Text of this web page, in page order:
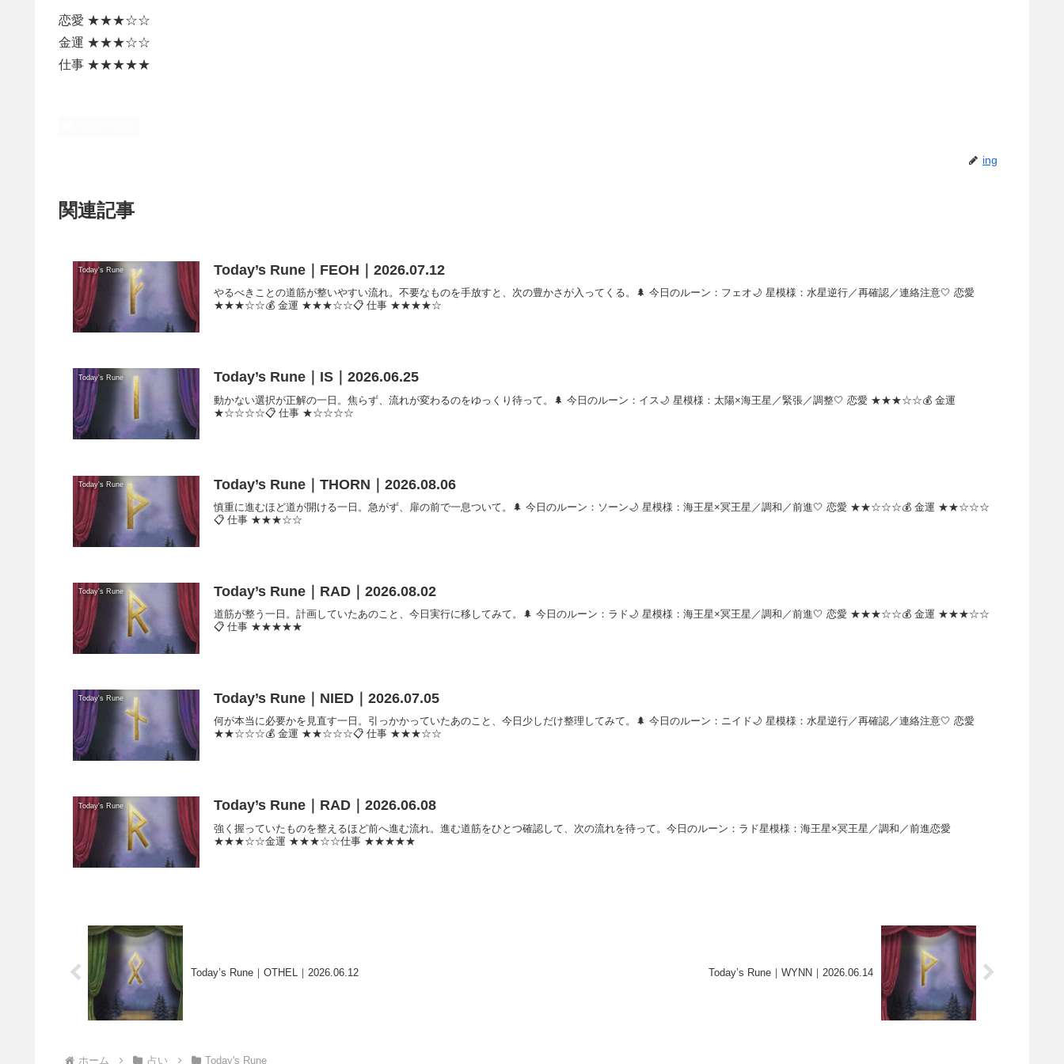
恋愛 ★★★☆☆
金運 ★★★☆☆
仕事 ★★★★★
ing
関連記事
Today's Rune Today’s Rune｜FEOH｜2026.07.12
やるべきことの道筋が整いやすい流れ。不要なものを手放すと、次の豊かさが入ってくる。🌲 今日のルーン：フェオ🌙 星模様：水星逆行／再確認／連絡注意🤍 恋愛
★★★☆☆💰 金運 ★★★☆☆📋 仕事 ★★★★☆
Today's Rune Today’s Rune｜IS｜2026.06.25
動かない選択が正解の一日。焦らず、流れが変わるのをゆっくり待って。🌲 今日のルーン：イス🌙 星模様：太陽×海王星／緊張／調整🤍 恋愛 ★★★☆☆💰 金運
★☆☆☆☆📋 仕事 ★☆☆☆☆
Today's Rune Today’s Rune｜THORN｜2026.08.06
慎重に進むほど道が開ける一日。急がず、扉の前で一息ついて。🌲 今日のルーン：ソーン🌙 星模様：海王星×冥王星／調和／前進🤍 恋愛 ★★☆☆☆💰 金運 ★★☆☆☆
📋 仕事 ★★★☆☆
Today's Rune Today’s Rune｜RAD｜2026.08.02
道筋が整う一日。計画していたあのこと、今日実行に移してみて。🌲 今日のルーン：ラド🌙 星模様：海王星×冥王星／調和／前進🤍 恋愛 ★★★☆☆💰 金運 ★★★☆☆
📋 仕事 ★★★★★
Today's Rune Today’s Rune｜NIED｜2026.07.05
何が本当に必要かを見直す一日。引っかかっていたあのこと、今日少しだけ整理してみて。🌲 今日のルーン：ニイド🌙 星模様：水星逆行／再確認／連絡注意🤍 恋愛
★★☆☆☆💰 金運 ★★☆☆☆📋 仕事 ★★★☆☆
Today's Rune Today’s Rune｜RAD｜2026.06.08
強く握っていたものを整えるほど前へ進む流れ。進む道筋をひとつ確認して、次の流れを待って。今日のルーン：ラド星模様：海王星×冥王星／調和／前進恋愛
★★★☆☆金運 ★★★☆☆仕事 ★★★★★
Today’s Rune｜OTHEL｜2026.06.12 Today’s Rune｜WYNN｜2026.06.14
ホーム 占い Today's Rune